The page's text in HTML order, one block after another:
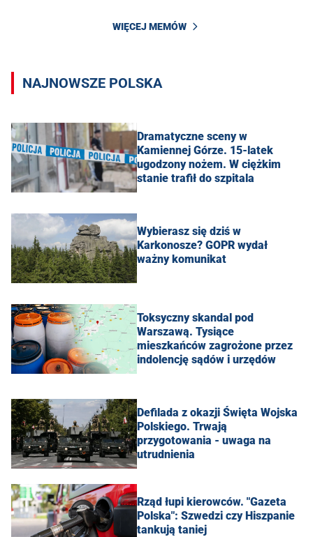
WIĘCEJ MEMÓW
NAJNOWSZE POLSKA
Dramatyczne sceny w
Kamiennej Górze. 15-latek
ugodzony nożem. W ciężkim
stanie trafił do szpitala
Wybierasz się dziś w
Karkonosze? GOPR wydał
ważny komunikat
Toksyczny skandal pod
Warszawą. Tysiące
mieszkańców zagrożone przez
indolencję sądów i urzędów
Defilada z okazji Święta Wojska
Polskiego. Trwają
przygotowania - uwaga na
utrudnienia
Rząd łupi kierowców. "Gazeta
Polska": Szwedzi czy Hiszpanie
tankują taniej